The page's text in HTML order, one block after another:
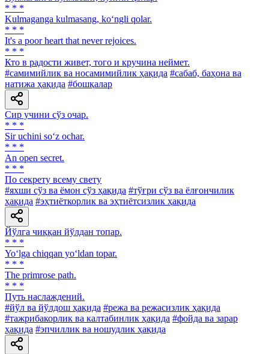
* * *
Kulmaganga kulmasang, ko‘ngli qolar.
* * *
It's a poor heart that never rejoices.
* * *
Кто в радости живет, того и кручина неймет.
#самимийлик ва носамимийлик ҳақида #сабаб, баҳона ва
натижа ҳақида #бошқалар
Сир учини сўз очар.
* * *
Sir uchini so‘z ochar.
* * *
An open secret.
* * *
По секрету всему свету
#яхши сўз ва ёмон сўз ҳақида #тўғри сўз ва ёлғончилик
ҳақида #эҳтиёткорлик ва эҳтиётсизлик ҳақида
Йўлга чиққан йўлдан топар.
* * *
Yo‘lga chiqqan yo‘ldan topar.
* * *
The primrose path.
* * *
Путь наслаждений.
#йўл ва йўлдош ҳақида #режа ва режасизлик ҳақида
#тажрибакорлик ва калтабинлик ҳақида #фойда ва зарар
ҳақида #эпчиллик ва ношудлик ҳақида